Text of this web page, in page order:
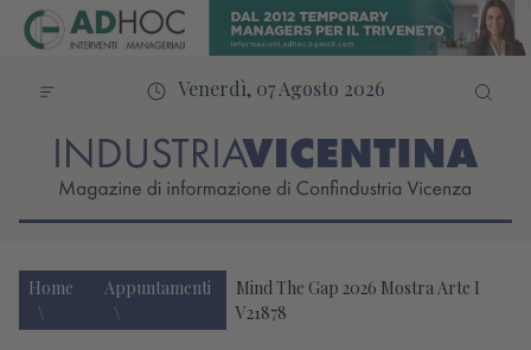
Venerdì, 07 Agosto 2026
Home Appuntamenti
Mind The Gap 2026 Mostra Arte I
V21878